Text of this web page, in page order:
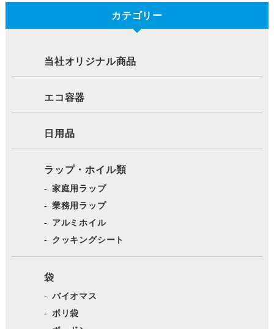
カテゴリー
当社オリジナル商品
エコ容器
日用品
ラップ・ホイル類
家庭用ラップ
業務用ラップ
アルミホイル
クッキングシート
袋
バイオマス
ポリ袋